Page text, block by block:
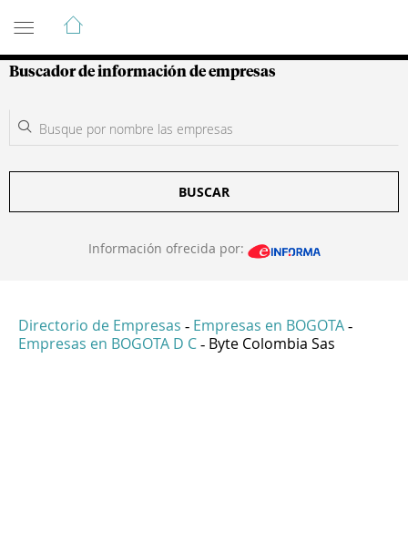
Guía de Empresas Colombianas
Buscador de información de empresas
BUSCAR
Información ofrecida por:
Directorio de Empresas - Empresas en BOGOTA -
Empresas en BOGOTA D C - Byte Colombia Sas